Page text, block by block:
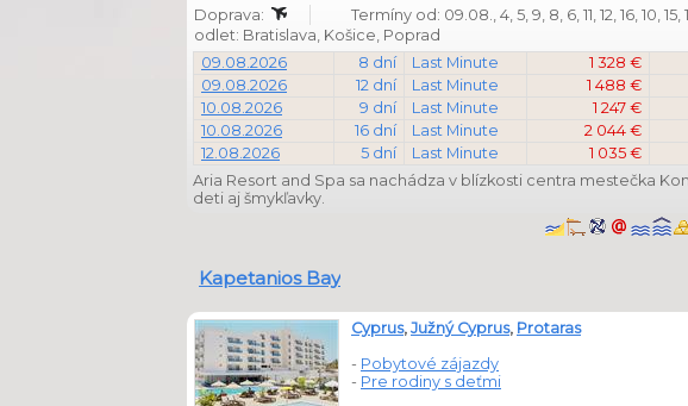
Doprava:
Termíny od: 09.08., 4, 5, 9, 8, 6, 11, 12, 16, 10, 15,
odlet: Bratislava, Košice, Poprad
09.08.2026
8 dní Last Minute 1 328 €
09.08.2026
12 dní Last Minute 1 488 €
10.08.2026
9 dní Last Minute 1 247 €
10.08.2026
16 dní Last Minute 2 044 €
12.08.2026
5 dní Last Minute 1 035 €
Aria Resort and Spa sa nachádza v blízkosti centra mestečka
deti aj šmykľavky.
Kapetanios Bay
Cyprus, Južný Cyprus, Protaras
- Pobytové zájazdy
- Pre rodiny s deťmi